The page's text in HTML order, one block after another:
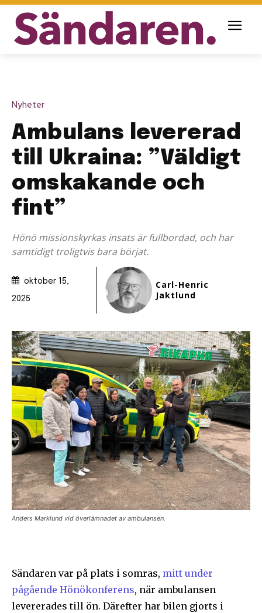
Nyheter
Ambulans levererad
till Ukraina: ”Väldigt
omskakande och
fint”
Hönö missionskyrkas insats är fullbordad, och har
samtidigt troligtvis bara börjat.
oktober 15,
2025
Carl-Henric
Jaktlund
Anders Marklund vid överlämnadet av ambulansen.
Sändaren var på plats i somras, mitt under
pågående Hönökonferens, när ambulansen
levererades till ön. Därefter har bilen gjorts i